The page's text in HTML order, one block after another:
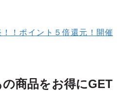
！ポイント５倍還元！開催
商品をお得にGET